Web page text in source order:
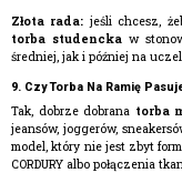
Złota rada: jeśli chcesz,
torba studenckaw
średniej, jak i później na
9. Czy Torba Na Ramię
Tak, dobrze dobrana torba
jeansów, joggerów,
model, który nie jest zbyt
CORDURY albo połączenia